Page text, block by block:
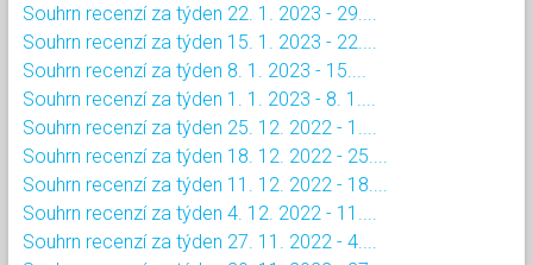
Souhrn recenzí za týden 22. 1. 2023 - 29....
Souhrn recenzí za týden 15. 1. 2023 - 22....
Souhrn recenzí za týden 8. 1. 2023 - 15....
Souhrn recenzí za týden 1. 1. 2023 - 8. 1....
Souhrn recenzí za týden 25. 12. 2022 - 1....
Souhrn recenzí za týden 18. 12. 2022 - 25....
Souhrn recenzí za týden 11. 12. 2022 - 18....
Souhrn recenzí za týden 4. 12. 2022 - 11....
Souhrn recenzí za týden 27. 11. 2022 - 4....